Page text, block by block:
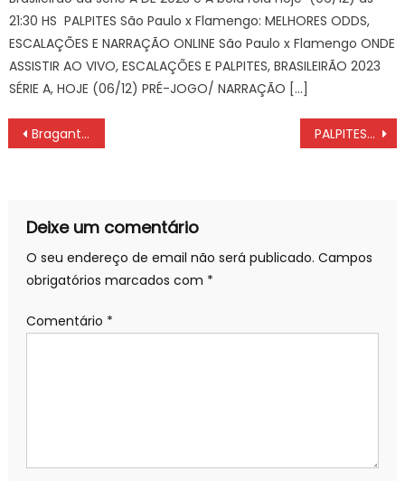
21:30 HS PALPITES São Paulo x Flamengo: MELHORES ODDS,
ESCALAÇÕES E NARRAÇÃO ONLINE São Paulo x Flamengo ONDE
ASSISTIR AO VIVO, ESCALAÇÕES E PALPITES, BRASILEIRÃO 2023
SÉRIE A, HOJE (06/12) PRÉ-JOGO/ NARRAÇÃO […]
Navegação
de
Bragantino x Flamengo: ASSISTA AO VIVO COM IMAGENS BRASILEIRO SUB-17 PALPITES Flamengo x Internacional
Deixe um comentário
O seu endereço de email não será publicado. Campos
obrigatórios marcados com *
Comentário *